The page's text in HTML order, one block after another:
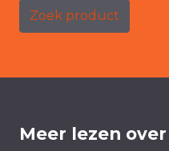
Zoek product
Meer lezen